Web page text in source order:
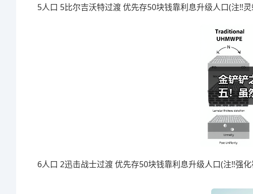
5人口 5比尔吉沃特过渡 优先存50块钱靠利息升级人口(注‼️
6人口 2迅击战士过渡 优先存50块钱靠利息升级人口(注‼️强